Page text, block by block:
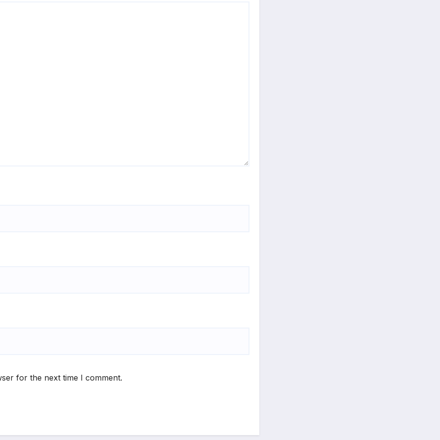
for the next time I comment.